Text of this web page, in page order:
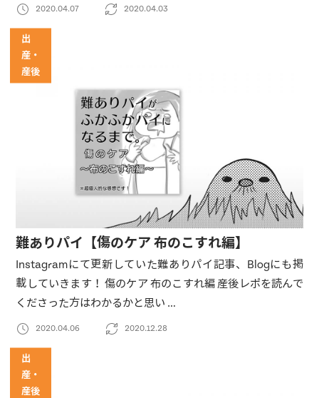
2020.04.07 2020.04.03
出
産・
産後
難ありパイ【傷のケア 布のこすれ編】
Instagramにて更新していた難ありパイ記事、Blogにも掲
載していきます！ 傷のケア 布のこすれ編 産後レポを読んで
くださった方はわかるかと思い …
2020.04.06 2020.12.28
出
産・
産後